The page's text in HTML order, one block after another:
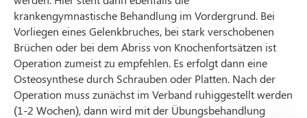
krankengymnastische Behandlung im Vordergrund. Bei
Vorliegen eines Gelenkbruches, bei stark verschobenen
Brüchen oder bei dem Abriss von Knochenfortsätzen ist
Operation zumeist zu empfehlen. Es erfolgt dann eine
Osteosynthese durch Schrauben oder Platten. Nach der
Operation muss zunächst im Verband ruhiggestellt werden
(1-2 Wochen), dann wird mit der Übungsbehandlung